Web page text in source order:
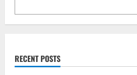
o
RECENT POSTS